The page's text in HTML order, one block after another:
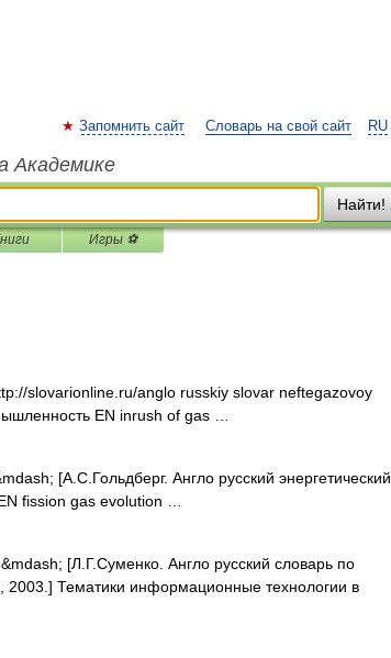
RU
Запомнить сайт Словарь на свой сайт
Академике
Найти!
Игры ⚽
slovarionline.ru/anglo russkiy slovar neftegazovoy
EN inrush of gas …
[А.С.Гольдберг. Англо русский энергетический
fission gas evolution …
[Л.Г.Суменко. Англо русский словарь по
Тематики информационные технологии в